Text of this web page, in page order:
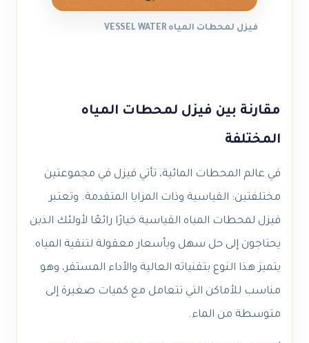
فيزل لمحطات المياه VESSEL WATER
مقارنة بين فيزل لمحطات المياه
المختلفة
في عالم المحطات المائية، تأتي فيزل في مجموعتين
مختلفتين: القياسية وذات المزايا المتقدمة. وتعتبر
فيزل لمحطات المياه القياسية خيارًا رائعًا لأولئك الذين
يحتاجون إلى حل سهل وبأسعار معقولة لتنقية المياه.
يتميز هذا النوع بتقنياته العالية والأداء المستقر، وهو
مناسب للأماكن التي تتعامل مع كميات صغيرة إلى
متوسطة من الماء.